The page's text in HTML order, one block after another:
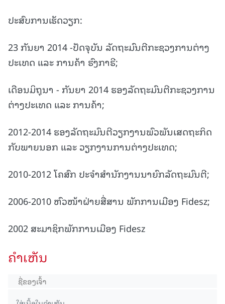
ປະສົບການເຮັດວຽກ:
23 ກັນຍາ 2014 -ປັດຈຸບັນ ລັດຖະມົນຕີກະຊວງການຕ່າງ
ປະເທດ ແລະ ການຄ້າ ຮົງກາຣີ;
ເດືອນມິຖຸນາ - ກັນຍາ 2014 ຮອງລັດຖະມົນຕີກະຊວງການ
ຕ່າງປະເທດ ແລະ ການຄ້າ;
2012-2014 ຮອງລັດຖະມົນຕີວຽກງານພົວພັນເສດຖະກິດ
ກັບພາຍນອກ ແລະ ວຽກງານການຕ່າງປະເທດ;
2010-2012 ໂຄສົກ ປະຈຳສຳນັກງານນາຍົກລັດຖະມົນຕີ;
2006-2010 ຫົວໜ້າຝ່າຍສື່ສານ ພັກການເມືອງ Fidesz;
2002 ສະມາຊິກພັກການເມືອງ Fidesz
ຄໍາເຫັນ